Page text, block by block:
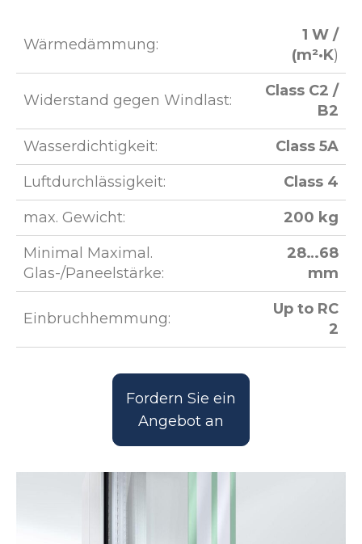
Wärmedämmung:
1 W /
(m²·K)
Widerstand gegen Windlast:
Class C2 /
B2
Wasserdichtigkeit:
Class 5A
Luftdurchlässigkeit:
Class 4
max. Gewicht:
200 kg
Minimal Maximal.
Glas-/Paneelstärke:
28…68
mm
Einbruchhemmung:
Up to RC
2
Fordern Sie ein
Angebot an